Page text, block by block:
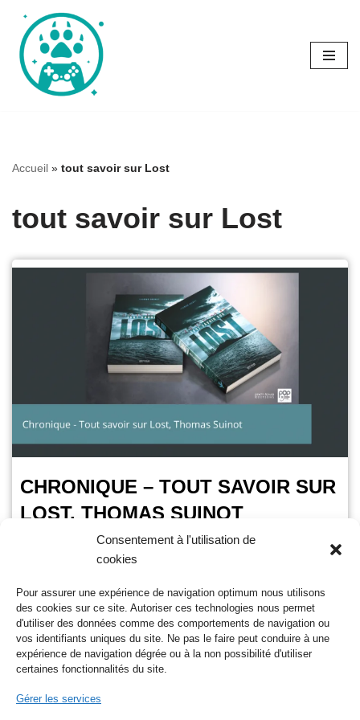
Consentement à l'utilisation de
cookies
Pour assurer une expérience de navigation optimum nous utilisons
des cookies sur ce site. Autoriser ces technologies nous permet
d'utiliser des données comme des comportements de navigation ou
vos identifiants uniques du site. Ne pas le faire peut conduire à une
expérience de navigation dégrée ou à la non possibilité d'utiliser
certaines fonctionnalités du site.
Gérer les services
Aller
au
contenu
Accueil » tout savoir sur Lost
tout savoir sur Lost
CHRONIQUE – TOUT SAVOIR SUR
LOST, THOMAS SUINOT
OursGamer 21 septembre 2024
Alors que Lost, les disparus est disponible en intégralité sur
Netflix depuis le 16 août 2024. Thomas Suinot se propose
avec son ouvrage, Tout savoir…Lire la suite »